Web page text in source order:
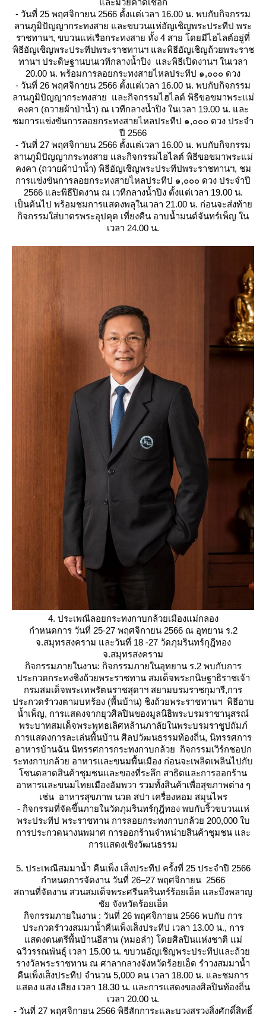
ละมวยคาดเชือก
- วันที่ 25 พฤศจิกายน 2566 ตั้งแต่เวลา 16.00 น. พบกับกิจกรรม
ลานภูมิปัญญากระทงสาย และขบวนแห่อัญเชิญพระประทีป พระ
ราชทานฯ, ขบวนแห่เรือกระทงสาย ทั้ง 4 สาย โดยมีไฮไลต์อยู่ที่
พิธีอัญเชิญพระประทีปพระราชทานฯ และพิธีอัญเชิญถ้วยพระราช
ทานฯ ประดิษฐานบนเวทีกลางน้ำปิง และพิธีเปิดงานฯ ในเวลา
20.00 น. พร้อมการลอยกระทงสายไหลประทีป ๑,๐๐๐ ดวง
- วันที่ 26 พฤศจิกายน 2566 ตั้งแต่เวลา 16.00 น. พบกับกิจกรรม
ลานภูมิปัญญากระทงสาย และกิจกรรมไฮไลต์ พิธีขอขมาพระแม่
คงคา (ถวายผ้าป่าน้ำ) ณ เวทีกลางน้ำปิง ในเวลา 19.00 น. และ
ชมการแข่งขันการลอยกระทงสายไหลประทีป ๑,๐๐๐ ดวง ประจำ
ปี 2566
- วันที่ 27 พฤศจิกายน 2566 ตั้งแต่เวลา 16.00 น. พบกับกิจกรรม
ลานภูมิปัญญากระทงสาย และกิจกรรมไฮไลต์ พิธีขอขมาพระแม่
คงคา (ถวายผ้าป่าน้ำ) พิธีอัญเชิญพระประทีปพระราชทานฯ, ชม
การแข่งขันการลอยกระทงสายไหลประทีป ๑,๐๐๐ ดวง ประจำปี
2566 และพิธีปิดงาน ณ เวทีกลางน้ำปิง ตั้งแต่เวลา 19.00 น.
เป็นต้นไป พร้อมชมการแสดงพลุในเวลา 21.00 น. ก่อนจะส่งท้า
กิจกรรมใส่บาตรพระอุปคุต เที่ยงคืน อาบน้ำมนต์จันทร์เพ็ญ ใน
เวลา 24.00 น.
4. ประเพณีลอยกระทงกาบกล้วยเมืองแม่กลอง
กำหนดการ วันที่ 25-27 พฤศจิกายน 2566 ณ อุทยาน ร.2
จ.สมุทรสงคราม และวันที่ 18 -27 วัดภุมรินทร์กุฎีทอง
จ.สมุทรสงคราม
กิจกรรมภายในงาน: กิจกรรมภายในอุทยาน ร.2 พบกับการ
ประกวดกระทงชิงถ้วยพระราชทาน สมเด็จพระกนิษฐาธิราชเจ้า
กรมสมเด็จพระเทพรัตนราชสุดาฯ สยามบรมราชกุมารี,การ
ประกวดรำวงตามบทร้อง (พื้นบ้าน) ชิงถ้วยพระราชทานฯ พิธีอาบ
น้ำเพ็ญ, การแสดงจากยุวศิลปินของมูลนิธิพระบรมราชานุสรณ์
พระบาทสมเด็จพระพุทธเลิศหล้านภาลัยในพระบรมราชูปถัมภ์
การแสดงการละเล่นพื้นบ้าน ศิลปวัฒนธรรมท้องถิ่น, นิทรรศการ
อาหารบ้านฉัน นิทรรศการกระทงกาบกล้วย กิจกรรมเวิร์กชอปก
ระทงกาบกล้วย อาหารและขนมพื้นเมือง ก่อนจะเพลิดเพลินไปกับ
ซนตลาดสินค้าชุมชนและของที่ระลึก สาธิตและการออกร้าน
อาหารและขนมไทยเมืองอัมพวา รวมทั้งสินค้าเพื่อสุขภาพต่าง ๆ
เช่น อาหารสุขภาพ นวด สปา เครื่องหอม สมุนไพร
- กิจกรรมที่จัดขึ้นภายในวัดภุมรินทร์กุฎีทอง พบกับริ้วขบวนแห่
พระประทีป พระราชทาน การลอยกระทงกาบกล้วย 200,000 ใบ
การประกวดนางนพมาศ การออกร้านจำหน่ายสินค้าชุมชน และ
การแสดงเชิงวัฒนธรรม
5. ประเพณีสมมาน้ำ คืนเพ็ง เส็งประทีป ครั้งที่ 25 ประจำปี 2566
กำหนดการจัดงาน วันที่ 26–27 พฤศจิกายน 2566
สถานที่จัดงาน สวนสมเด็จพระศรีนครินทร์ร้อยเอ็ด และบึงพลาญ
ชัย จังหวัดร้อยเอ็ด
กิจกรรมภายในงาน : วันที่ 26 พฤศจิกายน 2566 พบกับ การ
ประกวดรำวงสมมาน้ำคืนเพ็งเส็งประทีป เวลา 13.00 น., การ
สดงดนตรีพื้นบ้านอีสาน (หมอลำ) โดยศิลปินแห่งชาติ แม่
ฉวีวรรณพันธุ์ เวลา 15.00 น. ขบวนอัญเชิญพระประทีปและถ้ว
รางวัลพระราชทาน ณ ศาลากลางจังหวัดร้อยเอ็ด รำวงสมมาน้ำ
คืนเพ็งเส็งประทีป จำนวน 5,000 คน เวลา 18.00 น. และชมการ
สดง แสง เสียง เวลา 18.30 น. และการแสดงของศิลปินท้องถิ่น
เวลา 20.00 น.
- วันที่ 27 พฤศจิกายน 2566 พิธีสักการะและบวงสรวงสิ่งศักดิ์สิทธิ์